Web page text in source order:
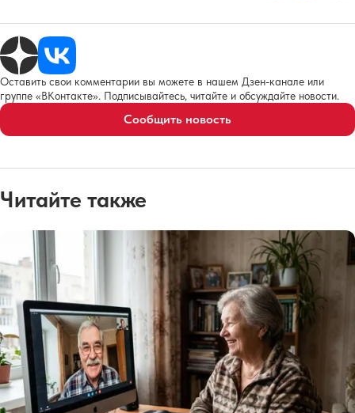
Оставить свои комментарии вы можете в нашем Дзен-канале или
группе «ВКонтакте». Подписывайтесь, читайте и обсуждайте новости.
Сообщить новость
Читайте также